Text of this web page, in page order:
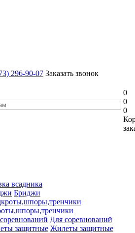
296-90-07 Заказать звонок
0
0
0
всадника
Бриджи
Для соревнований
Жилеты защитные